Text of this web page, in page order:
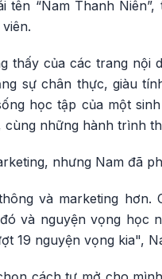
tên “Nam Thanh
thấy của các trang nội
sự chân thực, giàu
học tập của một
những hành trình
nhưng Nam đã
và marketing
và nguyện vọng học
19 nguyện vọng kia",